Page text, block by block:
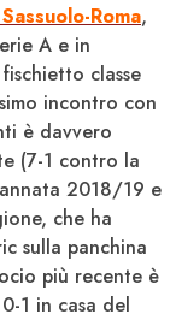
Sassuolo-Roma,
A e in
classe
incontro con
è davvero
(7-1 contro la
2018/19 e
che ha
sulla panchina
più recente è
1 in casa del